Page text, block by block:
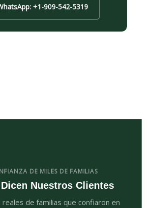
+1-909-542-5319
DE MILES DE FAMILIAS
Nuestros Clientes
reales de familias que confiaron en